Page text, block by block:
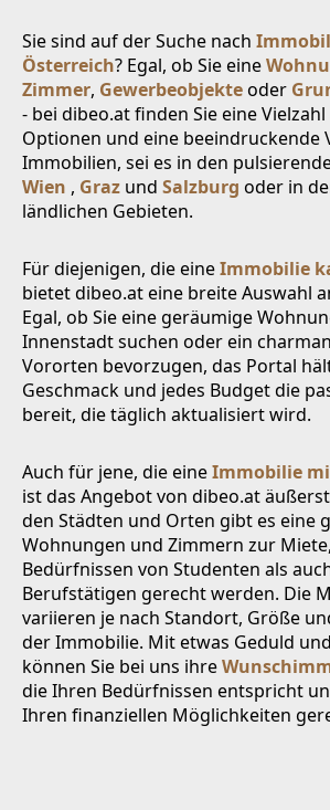
Sie sind auf der Suche nach
Österreich? Egal, ob Sie eine
Zimmer, Gewerbeobjekteoder
- bei dibeo.at finden Sie eine
Optionen und eine beeindruckende
Immobilien, sei es in den
Wien , Graz und Salzburg oder in
ländlichen Gebieten.
Für diejenigen, die eineImmobilie
bietet dibeo.at eine breite Auswahl
Egal, ob Sie eine geräumige
Innenstadt suchen oder ein
Vororten bevorzugen, das Portal
Geschmack und jedes Budget die
bereit, die täglich aktualisiert wird.
Auch für jene, die eineImmobilie
ist das Angebot von dibeo.at
den Städten und Orten gibt es eine
Wohnungen und Zimmern zur
Bedürfnissen von Studenten als
Berufstätigen gerecht werden. Die
variieren je nach Standort, Größe
der Immobilie. Mit etwas Geduld
können Sie bei uns ihre
die Ihren Bedürfnissen entspricht
Ihren finanziellen Möglichkeiten